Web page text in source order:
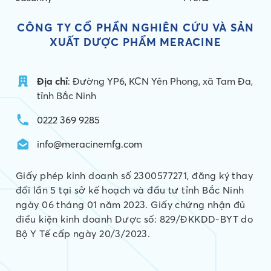
CÔNG TY CỔ PHẦN NGHIÊN CỨU VÀ SẢN
XUẤT DƯỢC PHẨM MERACINE
Địa chỉ: Đường YP6, KCN Yên Phong, xã Tam Đa,
tỉnh Bắc Ninh
0222 369 9285
info@meracinemfg.com
Giấy phép kinh doanh số 2300577271, đăng ký thay
đổi lần 5 tại sở kế hoạch và đầu tư tỉnh Bắc Ninh
ngày 06 tháng 01 năm 2023. Giấy chứng nhận đủ
điều kiện kinh doanh Dược số: 829/ĐKKDD-BYT do
Bộ Y Tế cấp ngày 20/3/2023.